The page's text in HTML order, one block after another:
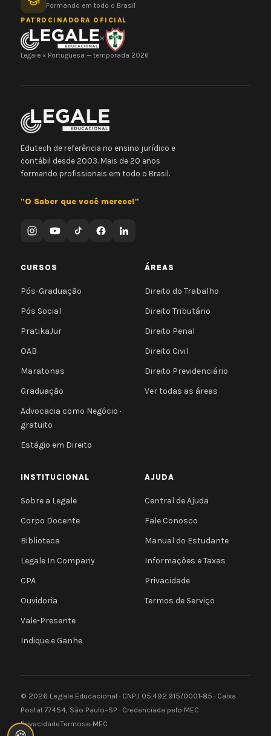
Formando em todo o Brasil
PATROCINADORA OFICIAL
×
Legale × Portuguesa — temporada 2026
Edutech de referência no ensino jurídico e
contábil desde 2003. Mais de 20 anos
formando profissionais em todo o Brasil.
"O Saber que você merece!"
CURSOS
Pós-Graduação
Pós Social
PratikaJur
OAB
Maratonas
Graduação
Advocacia como Negócio ·
gratuito
Estágio em Direito
ÁREAS
Direito do Trabalho
Direito Tributário
Direito Penal
Direito Civil
Direito Previdenciário
Ver todas as áreas
INSTITUCIONAL
Sobre a Legale
Corpo Docente
Biblioteca
Legale In Company
CPA
Ouvidoria
Vale-Presente
Indique e Ganhe
AJUDA
Central de Ajuda
Fale Conosco
Manual do Estudante
Informações e Taxas
Privacidade
Termos de Serviço
© 2026 Legale Educacional · CNPJ 05.492.915/0001-85 · Caixa
Postal 77454, São Paulo–SP · Credenciada pelo MEC
PrivacidadeTermose-MEC